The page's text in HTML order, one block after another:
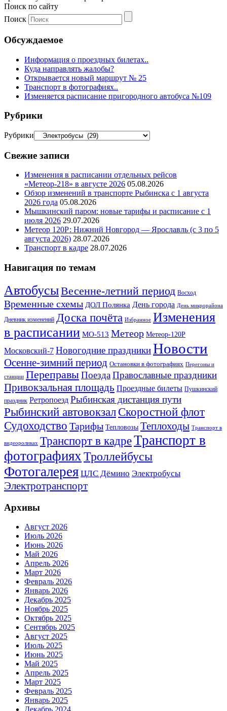
Поиск по сайту
Поиск
Обсуждаемое
Информация о проездных билетах..
Куда направлять жалобы?
Открывается новый маршрут № 25
Транспорт в фотографиях..
Изменяется расписание пригородного автобуса №109
Рубрики
Рубрики
Свежие записи
Изменения в расписании отдельных рейсов
«Метеор-218» в августе 2026 05.08.2026
Обзор изменений в транспорте Рыбинска с 1 августа
2026 года 05.08.2026
Мышкинский паром: новые тарифы и расписание с 1
июля 2026 29.07.2026
Метеор 120Р: Нижний Новгород — Ярославль (с 3 по 5
августа 2026) 28.07.2026
Транспорт в кадре 28.07.2026
Навигация по темам
АвтобусыВесенне-летний период Восход
Временные схемы ДОЛ Полянка День города День микрорайона
Дневник изменений Доска почёта Избранное Изменения
в расписании МО-513 Метеор Метеор-120Р
Московский-7 Новогодние праздникиНовости
Осенне-зимний период Остановки в фотографиях Перегоны и
станции ПереправыПоездаПравославные праздники
Привокзальная площадь Проездные билеты Пушкинский
праздник Ретропоезд Рыбинская дистанция пути
Рыбинский автовокзал Скоростной флот
Судоходство Тарифы Тепловозы Теплоходы Транспорт в
видеороликах Транспорт в кадреТранспорт в
фотографияхТроллейбусы
Фотогалерея ЦЛС Дёмино Электробусы
Электротранспорт
Архивы
Август 2026
Июль 2026
Июнь 2026
Май 2026
Апрель 2026
Март 2026
Февраль 2026
Январь 2026
Декабрь 2025
Ноябрь 2025
Октябрь 2025
Сентябрь 2025
Август 2025
Июль 2025
Июнь 2025
Май 2025
Апрель 2025
Март 2025
Февраль 2025
Январь 2025